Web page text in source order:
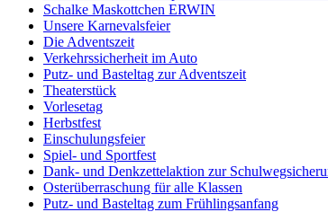
Schalke Maskottchen ERWIN
Unsere Karnevalsfeier
Die Adventszeit
Verkehrssicherheit im Auto
Putz- und Basteltag zur Adventszeit
Theaterstück
Vorlesetag
Herbstfest
Einschulungsfeier
Spiel- und Sportfest
Dank- und Denkzettelaktion zur
Osterüberraschung für alle Klassen
Putz- und Basteltag zum Frühlingsanfang